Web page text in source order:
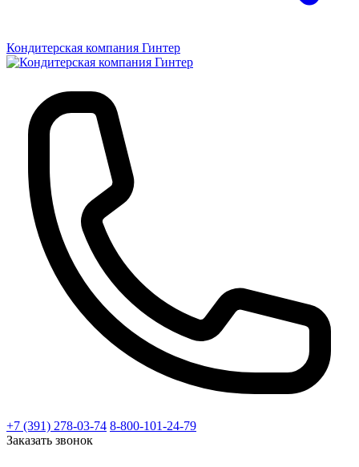
Кондитерская компания Гинтер
+7 (391) 278-03-74 8-800-101-24-79
Заказать звонок